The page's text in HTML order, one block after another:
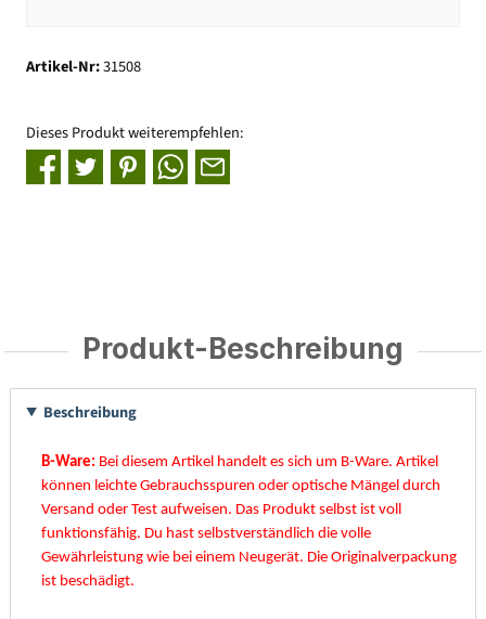
Artikel-Nr:31508
Dieses Produkt weiterempfehlen:
Produkt-Beschreibung
Beschreibung
B-Ware: Bei diesem Artikel handelt es sich um B-Ware. Artikel
können leichte Gebrauchsspuren oder optische Mängel durch
Versand oder Test aufweisen. Das Produkt selbst ist voll
funktionsfähig. Du hast selbstverständlich die volle
Gewährleistung wie bei einem Neugerät. Die Originalverpackung
ist beschädigt.